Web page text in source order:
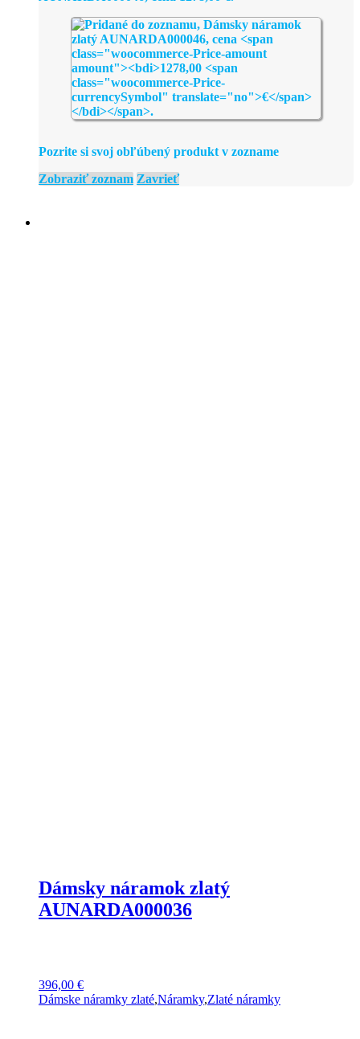
Pozrite si svoj obľúbený produkt v zozname
Zobraziť zoznam Zavrieť
Dámsky náramok zlatý
AUNARDA000036
396,00 €
Dámske náramky zlaté,Náramky,Zlaté náramky